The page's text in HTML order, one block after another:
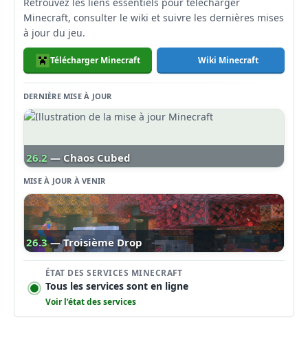
Minecraft, consulter le wiki et suivre les dernières mises
à jour du jeu.
Télécharger Minecraft Wiki Minecraft
DERNIÈRE MISE À JOUR
26.2 — Chaos Cubed
MISE À JOUR À VENIR
26.3 — Troisième Drop
ÉTAT DES SERVICES MINECRAFT
Tous les services sont en ligne
Voir l’état des services